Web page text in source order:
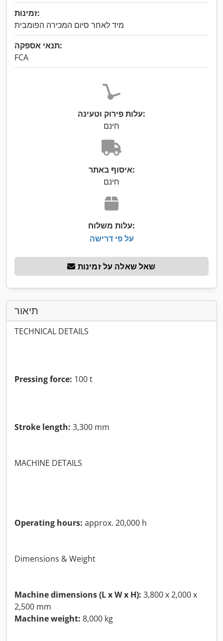
זמינות:
מיד לאחר סיום המכירה הפומבית
תנאי אספקה:
FCA
עלות פירוק וטעינה:
חינם
איסוף באתר:
חינם
עלות משלוח:
על פי דרישה
שאל שאלה על זמינות
תיאור
TECHNICAL DETAILS
Pressing force: 100 t
Stroke length: 3,300 mm
MACHINE DETAILS
Operating hours: approx. 20,000 h
Dimensions & Weight
Machine dimensions (L x W x H): 3,800 x 2,000 x
2,500 mm
Machine weight: 8,000 kg